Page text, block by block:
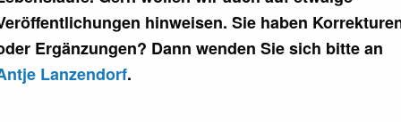
hinweisen. Sie haben
Ergänzungen? Dann wenden Sie sich bitte an
Lanzendorf.